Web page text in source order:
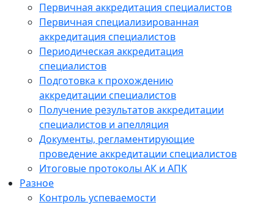
Первичная аккредитация специалистов
Первичная специализированная
аккредитация специалистов
Периодическая аккредитация
специалистов
Подготовка к прохождению
аккредитации специалистов
Получение результатов аккредитации
специалистов и апелляция
Документы, регламентирующие
проведение аккредитации специалистов
Итоговые протоколы АК и АПК
Разное
Контроль успеваемости